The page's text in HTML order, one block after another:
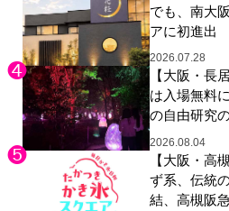
でも、南大
アに初進出
2026.07.28
【大阪・長
は入場無料
の自由研究
ガーデン 大
2026.08.04
【大阪・高
ず系、伝統
結、高槻阪